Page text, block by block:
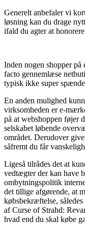
Generelt anbefaler vi
løsning kan du drage
ifald du agter at
Inden nogen shopper
facto gennemlæse
typisk ikke super
En anden mulighed
virksomheden er e-
på at webshoppen føjer
selskabet løbende
området. Derudover
såfremt du får
Ligeså tilrådes det at
vedtægter der kan have
ombytningspolitik
det tillige afgørende, at
købsbekræftelse,
af Curse of Strahd:
hvad end du skal købe